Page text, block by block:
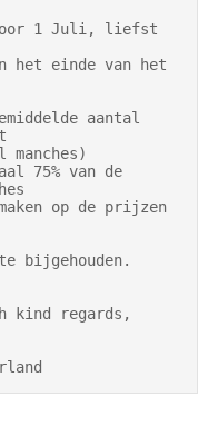
voor 1 Juli, liefst
het einde van het
aantal
75% van de
op de prijzen
bijgehouden.
kind regards,